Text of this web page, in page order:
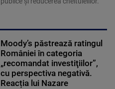
Moody’s păstrează ratingul
României în categoria
„recomandat investiţiilor”,
cu perspectiva negativă.
Reacția lui Nazare